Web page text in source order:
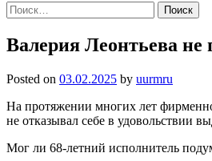
Найти:
Валерия Леонтьева не
Posted on 03.02.2025 by uurmru
На протяжении многих лет
не отказывал себе в удовольствии
Мог ли 68-летний исполнитель